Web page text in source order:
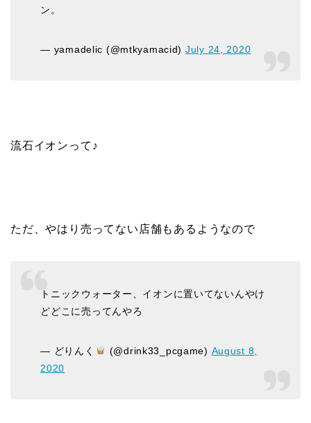
ン。
— yamadelic (@mtkyamacid) July 24, 2020
流石イオンって♪
ただ、やはり売ってない店舗もあるようなので
トニックウォーター、イオンに置いてないんやけ
どどこに売ってんやろ
— どりんく (@drink33_pcgame) August 8,
2020